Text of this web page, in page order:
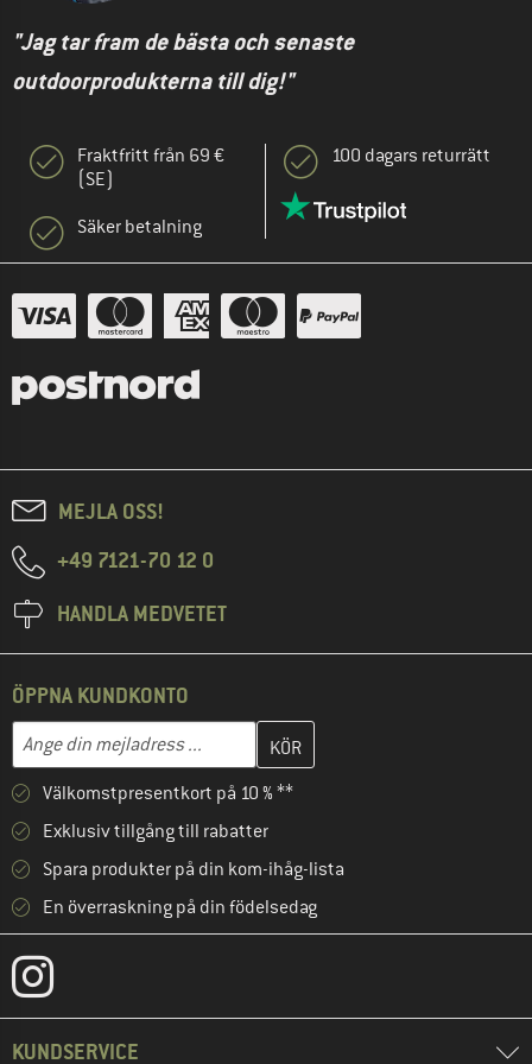
"Jag tar fram de bästa och senaste
outdoorprodukterna till dig!"
Fraktfritt från 69 €
(SE)
Säker betalning
100 dagars returrätt
MEJLA OSS!
+49 7121-70 12 0
HANDLA MEDVETET
ÖPPNA KUNDKONTO
Mejladress
Skriv in din e-postadress här och skapa ditt kundkonto i nästa
Välkomstpresentkort på 10 % **
Exklusiv tillgång till rabatter
Spara produkter på din kom-ihåg-lista
En överraskning på din födelsedag
KUNDSERVICE